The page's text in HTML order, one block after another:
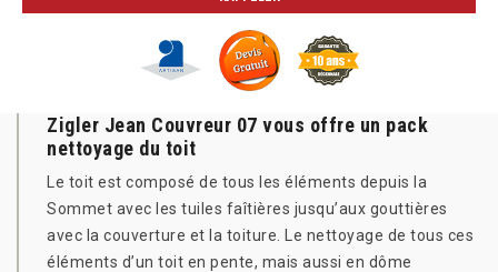
Zigler Jean Couvreur 07 vous offre un pack
nettoyage du toit
Le toit est composé de tous les éléments depuis la
Sommet avec les tuiles faîtières jusqu’aux gouttières
avec la couverture et la toiture. Le nettoyage de tous ces
éléments d’un toit en pente, mais aussi en dôme